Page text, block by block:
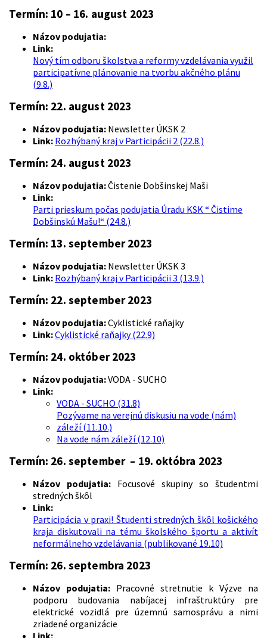
Termín: 10 – 16. august 2023
Názov podujatia:
Link:
Nový tím odboru školstva a reformy vzdelávania využil
participatívne plánovanie na tvorbu akčného plánu
(9.8.)
Termín: 22. august 2023
Názov podujatia: Newsletter ÚKSK 2
Link: Rozhýbaný kraj v Participácii 2 (22.8.)
Termín: 24. august 2023
Názov podujatia:Čistenie Dobšinskej Maši
Link:
Parti prieskum počas podujatia Úradu KSK “ Čistime
Dobšinskú Mašu!“ (24.8.)
Termín: 13. september 2023
Názov podujatia: Newsletter ÚKSK 3
Link: Rozhýbaný kraj v Participácii 3 (13.9.)
Termín: 22. september 2023
Názov podujatia:Cyklistické raňajky
Link:Cyklistické raňajky (22.9)
Termín: 24. október 2023
Názov podujatia:VODA - SUCHO
Link:
VODA - SUCHO (31.8)
Pozývame na verejnú diskusiu na vode (nám)
záleží (11.10.)
Na vode nám záleží (12.10)
Termín: 26. september – 19. októbra 2023
Názov podujatia: Focusové skupiny so študentmi
stredných škôl
Link:
Participácia v praxi! Študenti stredných škôl košického
kraja diskutovali na tému školského športu a aktivít
neformálneho vzdelávania (publikované 19.10)
Termín: 26. septembra 2023
Názov podujatia: Pracovné stretnutie k Výzve na
podporu budovania nabíjacej infraštruktúry pre
elektrické vozidlá pre územnú samosprávu a nimi
zriadené organizácie